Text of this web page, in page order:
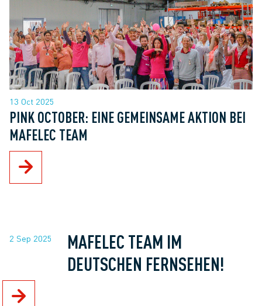
13 Oct 2025
PINK OCTOBER: EINE GEMEINSAME AKTION BEI
MAFELEC TEAM
2 Sep 2025
MAFELEC TEAM IM
DEUTSCHEN FERNSEHEN!